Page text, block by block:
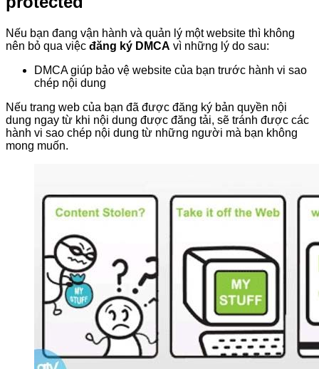
Nếu bạn đang vận hành và quản lý một website thì không
nên bỏ qua việc đăng ký DMCA vì những lý do sau:
DMCA giúp bảo vệ website của bạn trước hành vi sao
chép nội dung
Nếu trang web của bạn đã được đăng ký bản quyền nội
dung ngay từ khi nội dung được đăng tải, sẽ tránh được các
hành vi sao chép nội dung từ những người mà bạn không
mong muốn.